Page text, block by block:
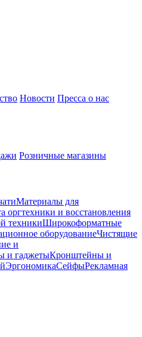
Новости Пресса о нас
Розничные магазины
Материалы для
оргтехники и восстановления
техникиШирокоформатные
оборудованиеЧистящие
и
и гаджетыКронштейны и
ЭргономикаСейфыРекламная